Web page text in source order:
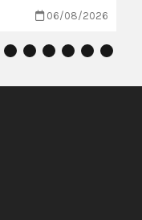
06/08/2026